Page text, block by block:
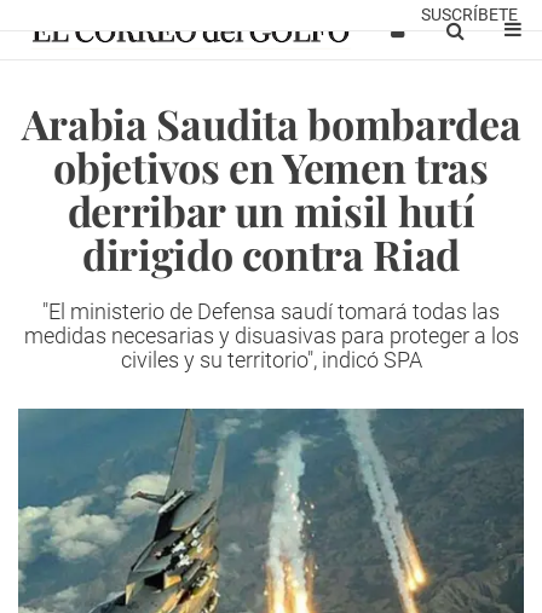
SUSCRÍBETE
Arabia Saudita bombardea
objetivos en Yemen tras
derribar un misil hutí
dirigido contra Riad
"El ministerio de Defensa saudí tomará todas las
medidas necesarias y disuasivas para proteger a los
civiles y su territorio", indicó SPA